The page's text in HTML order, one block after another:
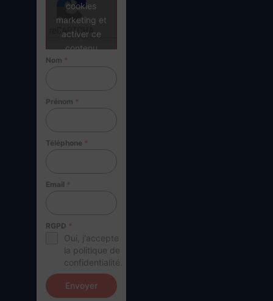
cookies
marketing et
activer ce
contenu
Nom *
Prénom *
Téléphone *
Email *
RGPD *
Oui, j'accepte
la politique de
confidentialité.
Envoyer